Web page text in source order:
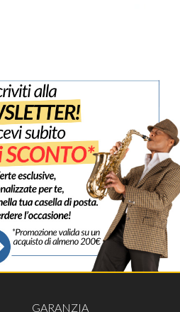
GARANZIA